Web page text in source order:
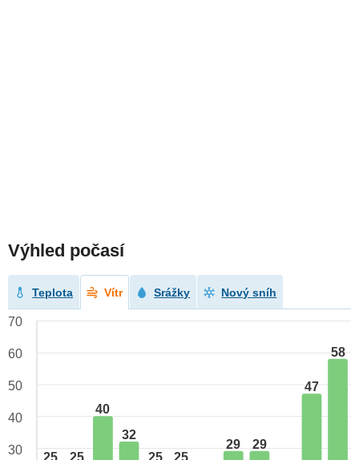
Výhled počasí
Teplota Vítr Srážky Nový sníh
40
32
29
29
47
58
70
60
50
40
30